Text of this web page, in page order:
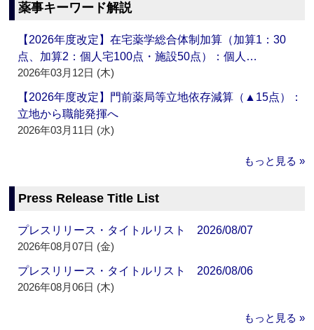
薬事キーワード解説
【2026年度改定】在宅薬学総合体制加算（加算1：30
点、加算2：個人宅100点・施設50点）：個人…
2026年03月12日 (木)
【2026年度改定】門前薬局等立地依存減算（▲15点）：
立地から職能発揮へ
2026年03月11日 (水)
もっと見る »
Press Release Title List
プレスリリース・タイトルリスト 2026/08/07
2026年08月07日 (金)
プレスリリース・タイトルリスト 2026/08/06
2026年08月06日 (木)
もっと見る »